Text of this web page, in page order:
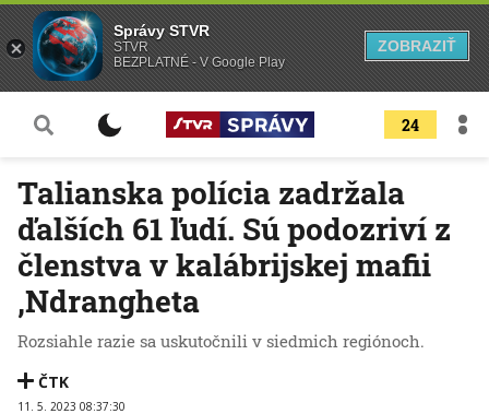
24
Talianska polícia zadržala
ďalších 61 ľudí. Sú podozriví z
členstva v kalábrijskej mafii
‚Ndrangheta
Rozsiahle razie sa uskutočnili v siedmich regiónoch.
ČTK
11. 5. 2023 08:37:30
Správy STVR
STVR
BEZPLATNÉ - V Google Play
ZOBRAZIŤ